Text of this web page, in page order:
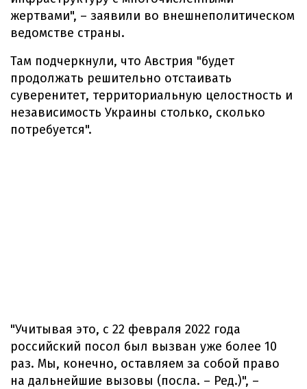
жертвами", – заявили во внешнеполитическом
ведомстве страны.
Там подчеркнули, что Австрия "будет
продолжать решительно отстаивать
суверенитет, территориальную целостность и
независимость Украины столько, сколько
потребуется".
"Учитывая это, с 22 февраля 2022 года
российский посол был вызван уже более 10
раз. Мы, конечно, оставляем за собой право
на дальнейшие вызовы (посла. – Ред.)", –